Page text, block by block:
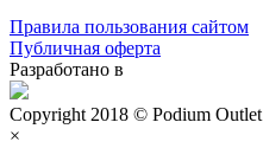
Правила пользования сайтом
Публичная оферта
Разработано в
Copyright 2018 © Podium Outlet
×